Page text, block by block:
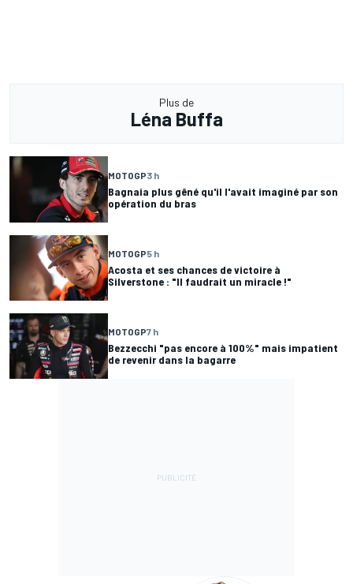
Plus de
Léna Buffa
MOTOGP3 h
Bagnaia plus gêné qu'il l'avait imaginé par son
opération du bras
MOTOGP5 h
Acosta et ses chances de victoire à
Silverstone : "Il faudrait un miracle !"
MOTOGP7 h
Bezzecchi "pas encore à 100%" mais impatient
de revenir dans la bagarre